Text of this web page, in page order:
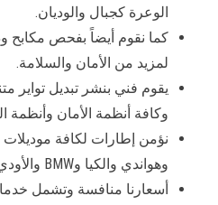
الوعرة كجبال والوديان.
كما نقوم أيضاً بفحص مكابح
لمزيد من الأمان والسلامة.
يقوم فني بنشر تبديل تواير
وكافة أنظمة الأمان وأنظمة
نؤمن إطارات لكافة
وهواندي والكيا وBMW والأودي.
أسعارنا منافسة وتشمل